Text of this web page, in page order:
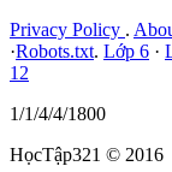
Privacy Policy .
·Robots.txt. Lớp 6 ·
12
1/1/4/4/1800
HọcTập321 © 2016